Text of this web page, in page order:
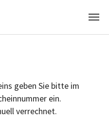
geben Sie bitte im
ein.
verrechnet.